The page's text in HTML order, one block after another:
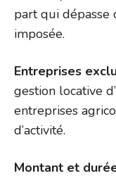
part qui dépasse
imposée.
Entreprises
gestion locative
entreprises
d’activité.
Montant et